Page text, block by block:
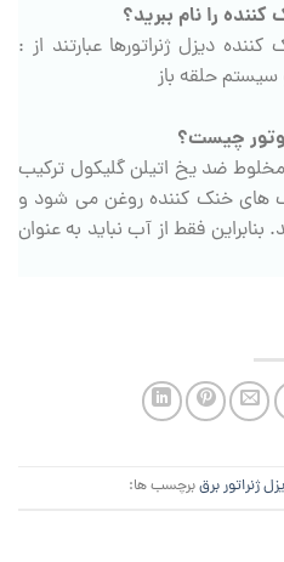
را نام ببرید؟
دیزل ژنراتورها عبارتند از :
حلقه باز
چیست؟
ضد یخ اتیلن گلیکول ترکیب
های خنک کننده روغن می شود و
فقط از آب نباید به عنوان
ژنراتور برقبرچسب ها: